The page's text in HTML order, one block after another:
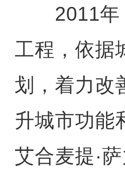
2011年，
工程，依据
划，着力改
升城市功能
艾合麦提·